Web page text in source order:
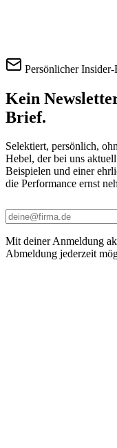
Jetzt Kontakt aufnehmen
Persönlicher
Kein
Brief.
Selektiert, persönlich,
Hebel, der bei uns
Beispielen und einer
die Performance ernst
Mit deiner Anmeldung
Abmeldung jederzeit